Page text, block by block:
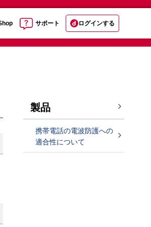
サポート ログインする
製品
携帯電話の電波防護への
適合性について